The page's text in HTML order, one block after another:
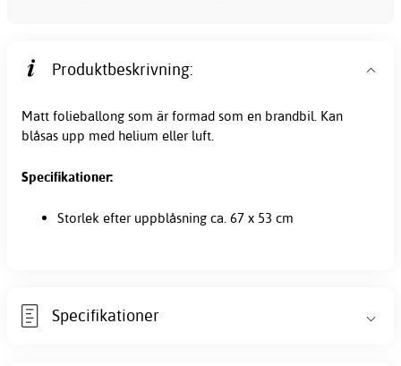
Produktbeskrivning:
Matt folieballong som är formad som en brandbil. Kan
blåsas upp med helium eller luft.
Specifikationer:
Storlek efter uppblåsning ca. 67 x 53 cm
Specifikationer